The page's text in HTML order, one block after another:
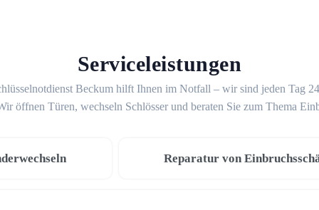
Serviceleistungen
Beckum hilft Ihnen im Notfall – wir sind jeden Tag
öffnen Türen, wechseln Schlösser und beraten Sie zum Thema
Reparatur von